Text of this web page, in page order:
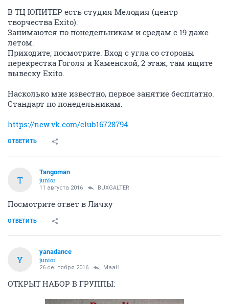
В ТЦ ЮПИТЕР есть студия Мелодия (центр
творчества Exito).
Занимаются по понедельникам и средам с 19 даже
летом.
Приходите, посмотрите. Вход с угла со стороны
перекрестка Гоголя и Каменской, 2 этаж, там ищите
вывеску Exito.
Насколько мне известно, первое занятие бесплатно.
Стандарт по понедельникам.
https://new.vk.com/club16728794
ОТВЕТИТЬ
T
Tangoman
junior
11 августа 2016 BUXGALTER
Посмотрите ответ в Личку
ОТВЕТИТЬ
Y
yanadance
junior
26 сентября 2016 MaaH
ОТКРЫТ НАБОР В ГРУППЫ: